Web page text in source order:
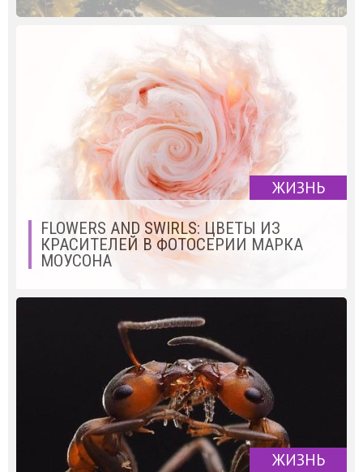
ЖИЗНЬ
FLOWERS AND SWIRLS: ЦВЕТЫ ИЗ
КРАСИТЕЛЕЙ В ФОТОСЕРИИ МАРКА
МОУСОНА
ЖИЗНЬ